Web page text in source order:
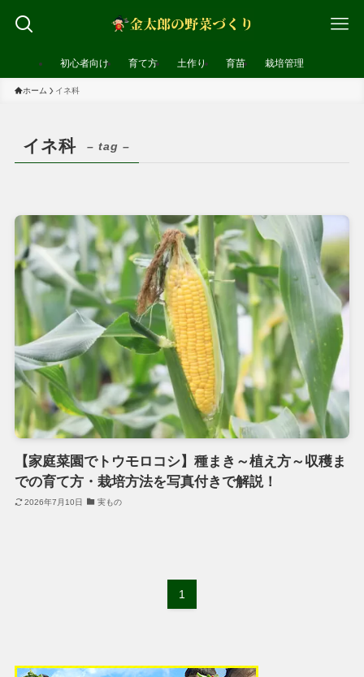
初心者向け 育て方 土作り 育苗 栽培管理
ホーム イネ科
イネ科 – tag –
【家庭菜園でトウモロコシ】種まき～植え方～収穫ま
での育て方・栽培方法を写真付きで解説！
2026年7月10日 実もの
1